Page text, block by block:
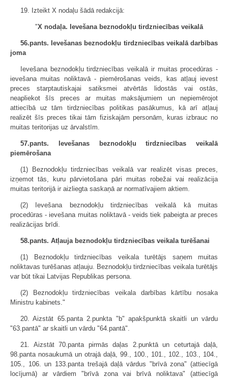
19. Izteikt X nodaļu šādā redakcijā:
"X nodaļa. Ievešana beznodokļu tirdzniecības veikalā
56.pants. Ievešanas beznodokļu tirdzniecības veikalā darbības
joma
Ievešana beznodokļu tirdzniecības veikalā ir muitas procedūras -
ievešana muitas noliktavā - piemērošanas veids, kas atļauj ievest
preces starptautiskajai satiksmei atvērtās lidostās vai ostās,
neapliekot šīs preces ar muitas maksājumiem un nepiemērojot
attiecībā uz tām tirdzniecības politikas pasākumus, kā arī atļauj
realizēt šīs preces tikai tām fiziskajām personām, kuras izbrauc no
muitas teritorijas uz ārvalstīm.
57.pants. Ievešanas beznodokļu tirdzniecības veikalā
piemērošana
(1) Beznodokļu tirdzniecības veikalā var realizēt visas preces,
izņemot tās, kuru pārvietošana pāri muitas robežai vai realizācija
muitas teritorijā ir aizliegta saskaņā ar normatīvajiem aktiem.
(2) Ievešana beznodokļu tirdzniecības veikalā kā muitas
procedūras - ievešana muitas noliktavā - veids tiek pabeigta ar preces
realizācijas brīdi.
58.pants. Atļauja beznodokļu tirdzniecības veikala turēšanai
(1) Beznodokļu tirdzniecības veikala turētājs saņem muitas
noliktavas turēšanas atļauju. Beznodokļu tirdzniecības veikala turētājs
var būt tikai Latvijas Republikas persona.
(2) Beznodokļu tirdzniecības veikala darbības kārtību nosaka
Ministru kabinets."
20. Aizstāt 65.panta 2.punkta "b" apakšpunktā skaitli un vārdu
"63.pantā" ar skaitli un vārdu "64.pantā".
21. Aizstāt 70.panta pirmās daļas 2.punktā un ceturtajā daļā,
98.panta nosaukumā un otrajā daļā, 99., 100., 101., 102., 103., 104.,
105., 106. un 133.panta trešajā daļā vārdus "brīvā zona" (attiecīgā
locījumā) ar vārdiem "brīvā zona vai brīvā noliktava" (attiecīgā